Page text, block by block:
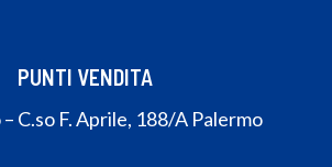
PUNTI VENDITA
C.so F. Aprile, 188/A Palermo